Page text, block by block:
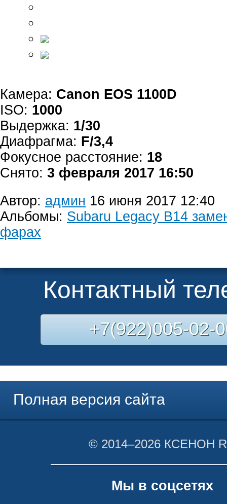
Камера: Canon EOS 1100D
ISO: 1000
Выдержка: 1/30
Диафрагма: F/3,4
Фокусное расстояние: 18
Снято: 3 февраля 2017 16:50
Автор: админ 16 июня 2017 12:40
Альбомы: Subaru Legacy B14
фарах
Контактный
+7(922)005-02-
Полная версия сайта
© 2014–2026 КСЕНОН
Мы в соцсетях